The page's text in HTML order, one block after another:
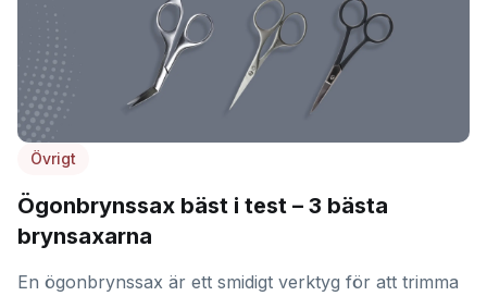
Övrigt
Ögonbrynssax bäst i test – 3 bästa
brynsaxarna
En ögonbrynssax är ett smidigt verktyg för att trimma